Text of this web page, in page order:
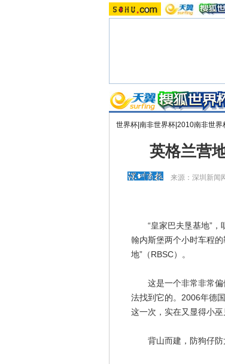
世界杯|南非世界杯|2010南非世界
英格兰营
来源： 深圳新闻
“皇家巴夫垦基地”，
翰内斯堡两个小时车程
地”（RBSC）。
这是一个非常非常偏
法找到它的。2006年德
这一次，实在又显得小巫
背山而建，防狗仔防